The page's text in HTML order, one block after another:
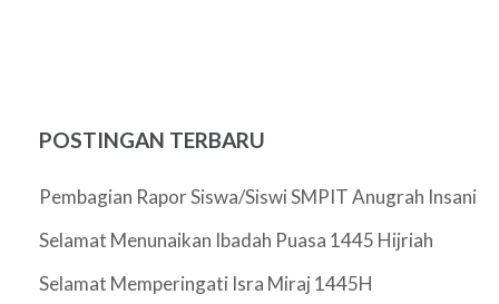
POSTINGAN TERBARU
Pembagian Rapor Siswa/Siswi SMPIT Anugrah Insani
Selamat Menunaikan Ibadah Puasa 1445 Hijriah
Selamat Memperingati Isra Miraj 1445H